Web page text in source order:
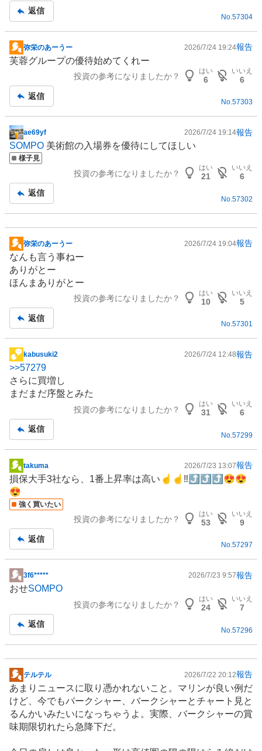
返信
No. 57304
掲
示
事
弥栄のあーうー 2026/7/24 19:24報告
芙蓉グループの優待始めてくれー
投資の参考になりましたか？
はい
6
いいえ
6
返信
No.57303
掲
示
板
ae69yf 2026/7/24 19:14報告
SOMPO 美術館の入場券を優待にしてほしい
様子見
投資の参考になりましたか？
はい
21
いいえ
6
返信
No. 57302
掲
示
板
記
弥栄のあーうー 2026/7/24 19:04報告
なんも言う事ねー
ありがとー
ほんまありがとー
投資の参考になりましたか？
はい
10
いいえ
5
返信
No.57301
掲
示
板
記
kabusuki2 2026/7/24 12:48報告
>>57279
さらに買増し
まだまだ序盤とみた
投資の参考になりましたか？
はい
31
いいえ
6
返信
No. 57299
掲
示
板
記
takuma 2026/7/23 13:07報告
損保大手3社なら、1番上昇率は高い☝️☝️‼️⤴️⤴️⤴️😍😍
😍
強く買いたい
投資の参考になりましたか？
はい
53
いいえ
9
返信
No.57297
掲
示
事
3f6***** 2026/7/23 9:57報告
おせSOMPO
投資の参考になりましたか？
はい
24
いいえ
7
返信
No. 57296
掲
示
板
記
事
テルテル 2026/7/22 20:12報告
あまりニュースに取り憑かれないこと。マリンが良い例だ
けど、今でもバークシャー、バークシャーとチャート見と
るんかいみたいになっちゃうよ。実際、バークシャーの賞
味期限切れたら急降下だ。